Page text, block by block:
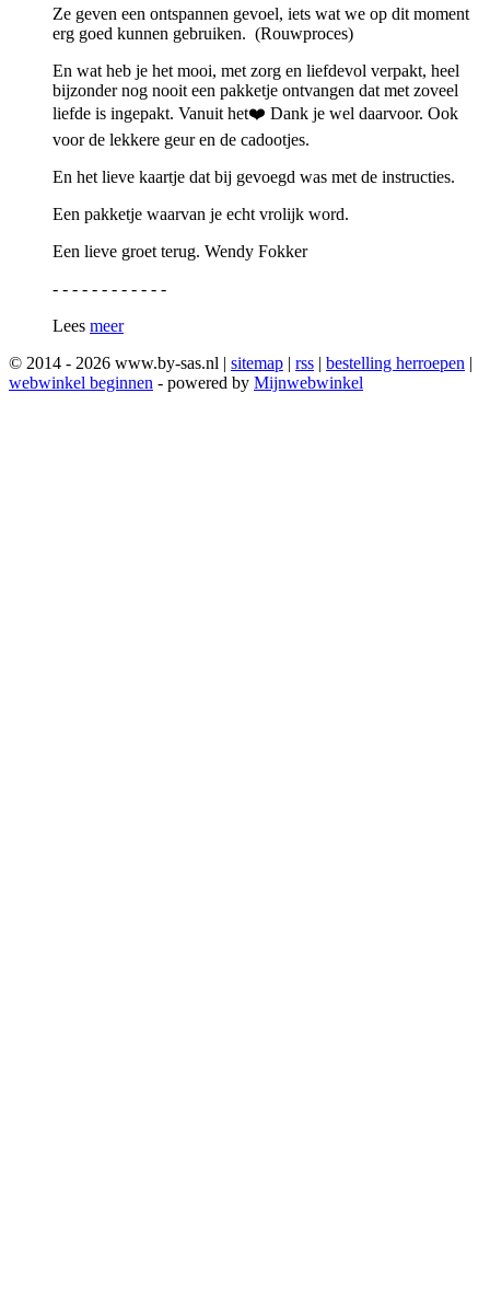
Ze geven een ontspannen gevoel, iets wat we op dit moment
erg goed kunnen gebruiken. (Rouwproces)
En wat heb je het mooi, met zorg en liefdevol verpakt, heel
bijzonder nog nooit een pakketje ontvangen dat met zoveel
liefde is ingepakt. Vanuit het❤️ Dank je wel daarvoor. Ook
voor de lekkere geur en de cadootjes.
En het lieve kaartje dat bij gevoegd was met de instructies.
Een pakketje waarvan je echt vrolijk word.
Een lieve groet terug. Wendy Fokker
- - - - - - - - - - - -
Lees meer
© 2014 - 2026 www.by-sas.nl | sitemap | rss | bestelling herroepen |
webwinkel beginnen - powered by Mijnwebwinkel